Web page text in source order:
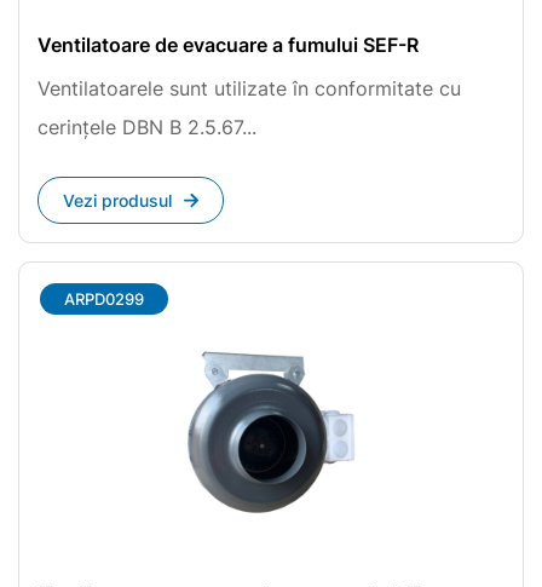
Ventilatoare de evacuare a fumului SEF-R
Ventilatoarele sunt utilizate în conformitate cu
cerințele DBN B 2.5.67...
Vezi produsul
ARPD0299